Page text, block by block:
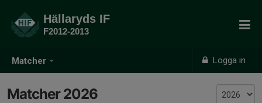
Matcher Logga in
Hällaryds IF
F2012-2013
Matcher 2026